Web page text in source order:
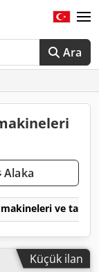
Ara
Alaka
ve
Küçük ilan